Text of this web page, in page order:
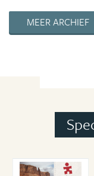
De planning van
Leaving Las
Starbucks
The streets of
Universal
Zondige plek
MEER ARCHIEF